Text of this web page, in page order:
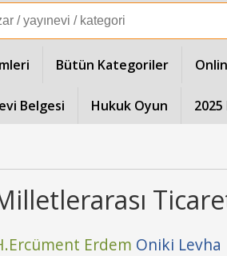
Bütün Kategoriler
Belgesi Hukuk Oyun 2025
Erdem Oniki Levha